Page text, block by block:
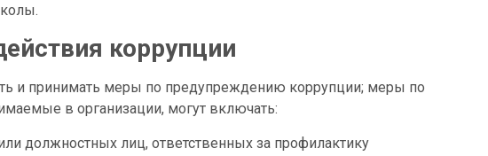
коррупции
и принимать меры по предупреждению коррупции; меры по
в организации, могут включать:
должностных лиц, ответственных за профилактику